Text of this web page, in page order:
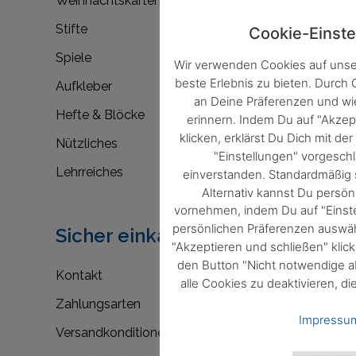
Stifte
Spiele
Aufkleber
Hefte & Blöcke
Nützliches
Lehrreiches
Sicher einkaufen
Kontakt
Zahlungsarten
Versandkonditionen
Cookie-
Wir verwenden Cookies auf
beste Erlebnis zu bieten. Durch
an Deine Präferenzen und
erinnern. Indem Du auf
klicken, erklärst Du Dich mit
"Einstellungen"
einverstanden.
Alternativ kannst Du
vornehmen, indem Du auf
persönlichen Präferenzen
"Akzeptieren und schließen"
den Button "Nicht notwendige
alle Cookies zu deaktivieren,